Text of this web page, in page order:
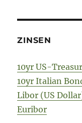
ZINSEN
10yr US-
10yr Italian
Libor (US
Euribor